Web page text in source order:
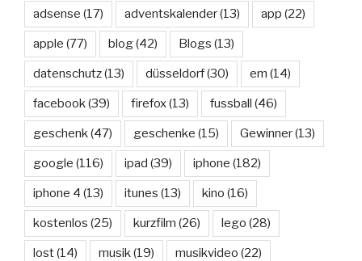
adsense (17) adventskalender(13) app (22)
apple (77) blog(42) Blogs (13)
datenschutz(13) düsseldorf(30) em (14)
facebook (39) firefox(13) fussball (46)
geschenk (47) geschenke (15) Gewinner(13)
google (116) ipad (39) iphone (182)
iphone 4 (13) itunes (13) kino (16)
kostenlos (25) kurzfilm (26) lego (28)
lost(14) musik (19) musikvideo (22)